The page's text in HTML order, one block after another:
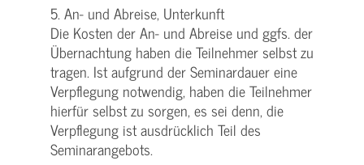
5. An- und Abreise, Unterkunft
Die Kosten der An- und Abreise und ggfs. der
Übernachtung haben die Teilnehmer selbst zu
tragen. Ist aufgrund der Seminardauer eine
Verpflegung notwendig, haben die Teilnehmer
hierfür selbst zu sorgen, es sei denn, die
Verpflegung ist ausdrücklich Teil des
Seminarangebots.